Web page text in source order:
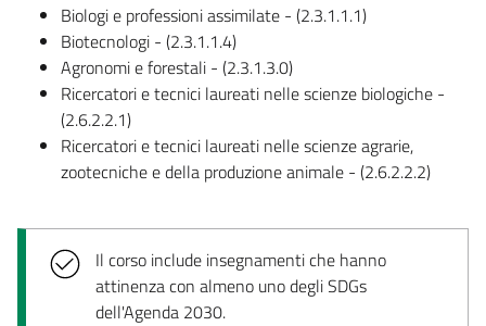
Biologi e professioni assimilate - (2.3.1.1.1)
Biotecnologi - (2.3.1.1.4)
Agronomi e forestali - (2.3.1.3.0)
Ricercatori e tecnici laureati nelle scienze biologiche -
(2.6.2.2.1)
Ricercatori e tecnici laureati nelle scienze agrarie,
zootecniche e della produzione animale - (2.6.2.2.2)
Il corso include insegnamenti che hanno
attinenza con almeno uno degli SDGs
dell'Agenda 2030.